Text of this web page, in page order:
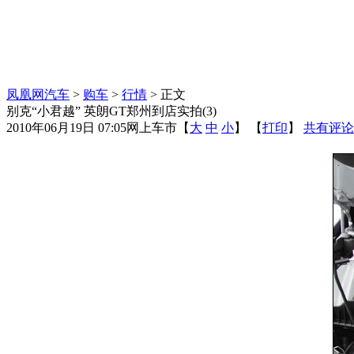
凤凰网汽车 > 购车 > 行情 > 正文
别克“小君越” 英朗GT郑州到店实拍(3)
2010年06月19日 07:05网上车市 【 大 中 小】 【打印 】 共有评论